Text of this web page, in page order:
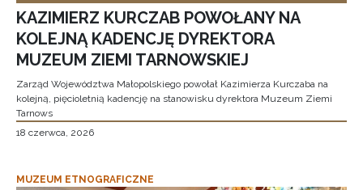
KAZIMIERZ KURCZAB POWOŁANY NA
KOLEJNĄ KADENCJĘ DYREKTORA
MUZEUM ZIEMI TARNOWSKIEJ
Zarząd Województwa Małopolskiego powołał Kazimierza Kurczaba na
kolejną, pięcioletnią kadencję na stanowisku dyrektora Muzeum Ziemi
Tarnows
18 czerwca, 2026
MUZEUM ETNOGRAFICZNE